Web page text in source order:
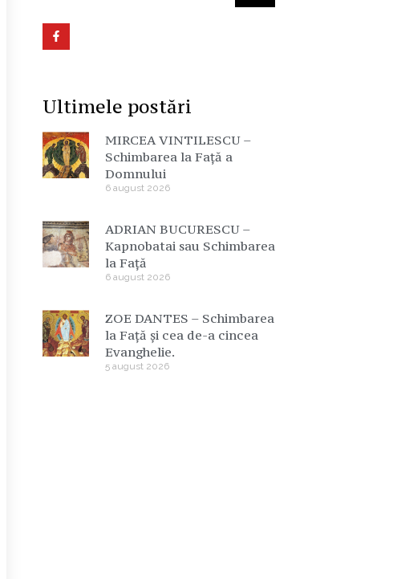
Ultimele postări
MIRCEA VINTILESCU –
Schimbarea la Față a
Domnului
6 august 2026
ADRIAN BUCURESCU –
Kapnobatai sau Schimbarea
la Față
6 august 2026
ZOE DANTES – Schimbarea
la Față și cea de-a cincea
Evanghelie.
5 august 2026